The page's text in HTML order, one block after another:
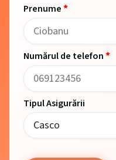
Prenume*
Numărul de telefon*
Tipul Asigurării